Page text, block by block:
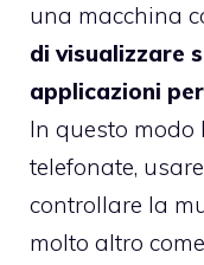
una macchina
di visualizzare
applicazioni
In questo modo
telefonate,
controllare la
molto altro